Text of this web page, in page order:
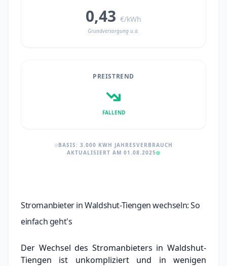
0,43 €/kWh
Grundversorgung u.a.
PREISTREND
FALLEND
BASIS: 3.000 KWH JAHRESVERBRAUCH
AKTUALISIERT AM 01.08.2025
Stromanbieter in Waldshut-Tiengen wechseln: So
einfach geht's
Der Wechsel des Stromanbieters in Waldshut-
Tiengen ist unkompliziert und in wenigen